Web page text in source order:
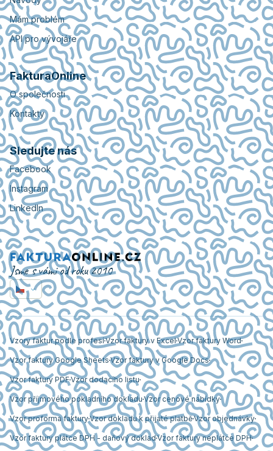
Mám problém
API pro vývojáře
FakturaOnline
O společnosti
Kontakty
Sledujte nás
Facebook
Instagram
LinkedIn
Jsme s vámi od roku 2010
Vzory faktur podle profesíVzor faktury v ExcelVzor faktury Word
Vzor faktury Google Sheets Vzor faktury v Google Docs
Vzor faktury PDFVzor dodacího listu
Vzor příjmového pokladního dokladu Vzor cenové nabídky
Vzor proforma fakturyVzor dokladu k přijaté platběVzor objednávky
Vzor faktury plátce DPH - daňový dokladVzor faktury neplátce DPH